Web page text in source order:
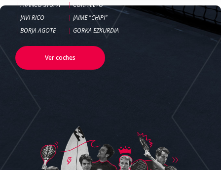
|FRANCO STUPA |COKI NIETO
| JAVI RICO | JAIME "CHIPI"
| BORJA AGOTE | GORKA EZKURDIA
Ver coches